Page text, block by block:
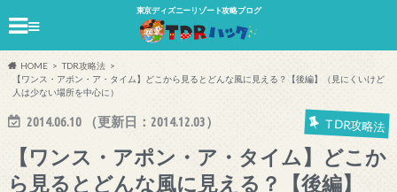
東京ディズニーリゾート攻略ブログ
≡
HOME
TDR攻略法
【ワンス・アポン・ア・タイム】どこから見るとどんな風に見える？【後編】（見にくいけど
人は少ない場所を中心に）
2014.06.10 （更新日： 2014.12.03） TDR攻略法
【ワンス・アポン・ア・タイム】どこか
ら見るとどんな風に見える？【後編】